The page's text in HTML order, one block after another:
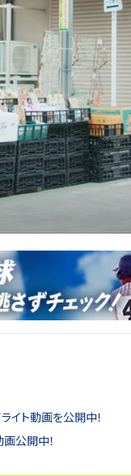
イト動画を公開中！
公開中！